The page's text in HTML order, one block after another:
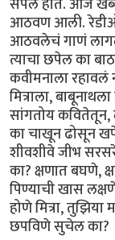
आठवण आली.
आठवलेचं गाणं
त्याचा छपेल का
कवीमनाला रहावलं
मित्राला,
सांगतोय
का चाखून ढोसून
शीवशीवे जीभ
का? क्षणात बघणे,
पिण्याची खास
होणे मित्रा,
छपविणे सुचेल का?